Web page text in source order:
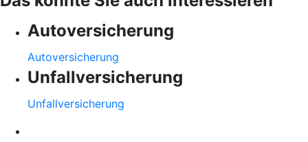
Autoversicherung
Autoversicherung
Unfallversicherung
Unfallversicherung